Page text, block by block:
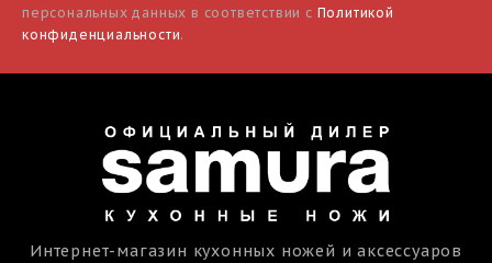
персональных данных в соответствии с Политикой
конфиденциальности.
Интернет-магазин кухонных ножей и аксессуаров